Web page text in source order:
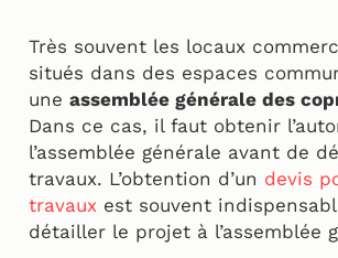
Très souvent les locaux
situés dans des espaces
une assemblée générale des
Dans ce cas, il faut obtenir
l’assemblée générale avant de
travaux. L’obtention d’un devis
travaux est souvent
détailler le projet à l’assemblée